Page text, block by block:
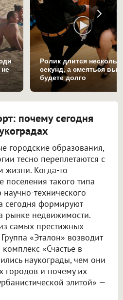
Ролик длится
секунд, а смеяться вы
будете долго
почему сегодня
городские образования,
тесно переплетаются с
жизни. Когда-то
поселения такого типа
технического
сегодня формируют
рынке недвижимости.
самых престижных
«Эталон» возводит
«Счастье в
наукограды, чем они
городов и почему их
элитой» —